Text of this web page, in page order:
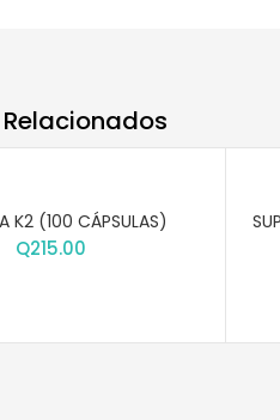
K2 (100 CÁPSULAS)
Q215.00